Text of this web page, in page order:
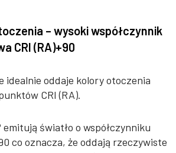
– wysoki współczynnik
CRI (RA)+90
idealnie oddaje kolory otoczenia
CRI (RA).
emitują światło o współczynniku
co oznacza, że oddają rzeczywiste